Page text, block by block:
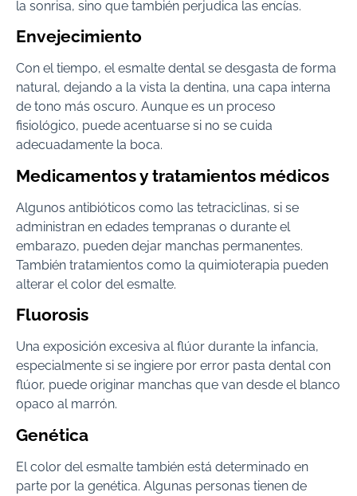
la sonrisa, sino que también perjudica las encías.
Envejecimiento
Con el tiempo, el esmalte dental se desgasta de forma
natural, dejando a la vista la dentina, una capa interna
de tono más oscuro. Aunque es un proceso
fisiológico, puede acentuarse si no se cuida
adecuadamente la boca.
Medicamentos y tratamientos médicos
Algunos antibióticos como las tetraciclinas, si se
administran en edades tempranas o durante el
embarazo, pueden dejar manchas permanentes.
También tratamientos como la quimioterapia pueden
alterar el color del esmalte.
Fluorosis
Una exposición excesiva al flúor durante la infancia,
especialmente si se ingiere por error pasta dental con
flúor, puede originar manchas que van desde el blanco
opaco al marrón.
Genética
El color del esmalte también está determinado en
parte por la genética. Algunas personas tienen de